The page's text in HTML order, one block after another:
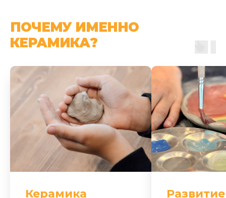
ПОЧЕМУ ИМЕННО
КЕРАМИКА?
Керамика
Развитие